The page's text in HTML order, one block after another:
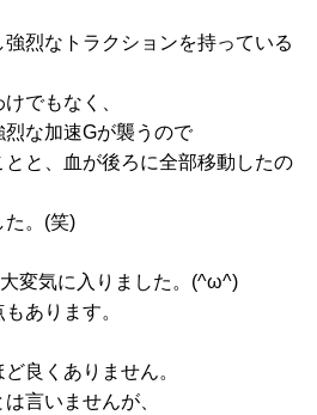
烈なトラクションを持っている
でもなく、
な加速Gが襲うので
と、血が後ろに全部移動したの
た。(笑)
変気に入りました。(^ω^)
あります。
良くありません。
言いませんが、